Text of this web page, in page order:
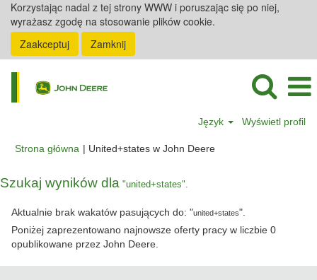
Korzystając nadal z tej strony WWW i poruszając się po niej,
wyrażasz zgodę na stosowanie plików cookie.
Zaakceptuj
Zamknij
Język Wyświetl profil
Strona główna | United+states w John Deere(bieżąca
Szukaj wyników dla "united+states".
Aktualnie brak wakatów pasujących do: "united+states".
Poniżej zaprezentowano najnowsze oferty pracy w liczbie 0
opublikowane przez John Deere.